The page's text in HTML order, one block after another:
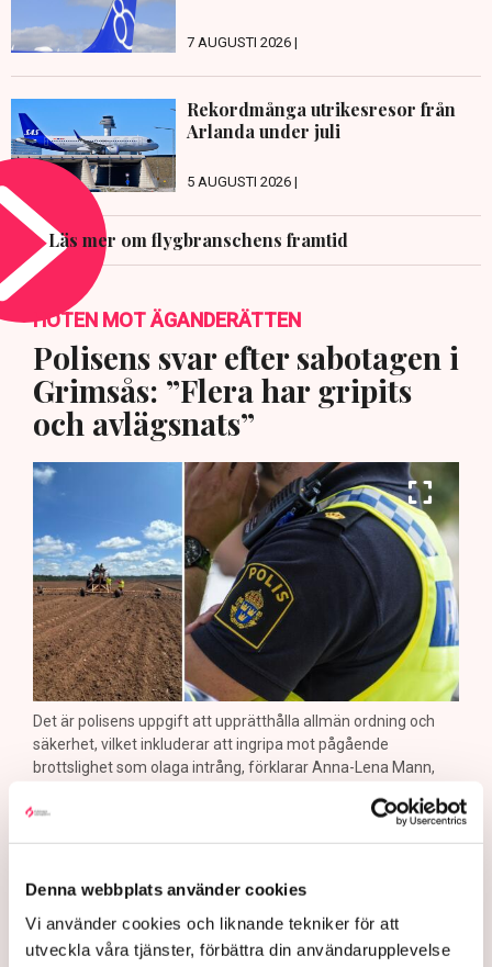
Denna webbplats använder cookies
Vi använder cookies och liknande tekniker för att
utveckla våra tjänster, förbättra din användarupplevelse
7 AUGUSTI 2026 |
Rekordmånga utrikesresor från
Arlanda under juli
5 AUGUSTI 2026 |
Läs mer om flygbranschens framtid
HOTEN MOT ÄGANDERÄTTEN
Polisens svar efter sabotagen i
Grimsås: ”Flera har gripits
och avlägsnats”
Det är polisens uppgift att upprätthålla allmän ordning och
säkerhet, vilket inkluderar att ingripa mot pågående
brottslighet som olaga intrång, förklarar Anna-Lena Mann,
Bild: Privat, Mostphotos
på agerande mot aktivistaktionerna vid
torvtäkten i Grimsås. ”Det har gjorts